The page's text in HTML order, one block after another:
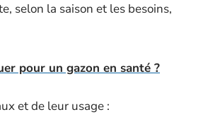
selon la saison et les besoins,
pour un gazon en santé ?
et de leur usage :